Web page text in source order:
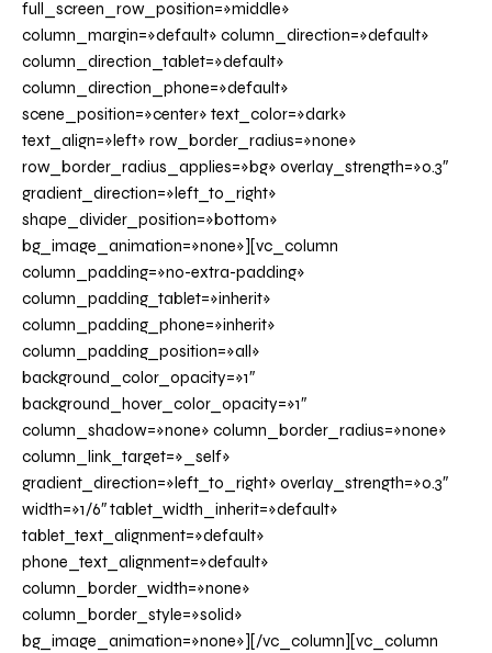
full_screen_row_position=»middle»
column_margin=»default» column_direction=»default»
column_direction_tablet=»default»
column_direction_phone=»default»
scene_position=»center» text_color=»dark»
text_align=»left» row_border_radius=»none»
row_border_radius_applies=»bg» overlay_strength=»0.3″
gradient_direction=»left_to_right»
shape_divider_position=»bottom»
bg_image_animation=»none»][vc_column
column_padding=»no-extra-padding»
column_padding_tablet=»inherit»
column_padding_phone=»inherit»
column_padding_position=»all»
background_color_opacity=»1″
background_hover_color_opacity=»1″
column_shadow=»none» column_border_radius=»none»
column_link_target=»_self»
gradient_direction=»left_to_right» overlay_strength=»0.3″
width=»1/6″ tablet_width_inherit=»default»
tablet_text_alignment=»default»
phone_text_alignment=»default»
column_border_width=»none»
column_border_style=»solid»
bg_image_animation=»none»][/vc_column][vc_column